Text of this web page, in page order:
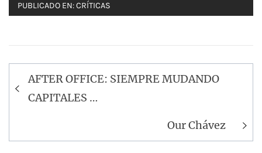
PUBLICADO EN:CRÍTICAS
Navegación
de
AFTER OFFICE: SIEMPRE MUDANDO
CAPITALES …
Our Chávez